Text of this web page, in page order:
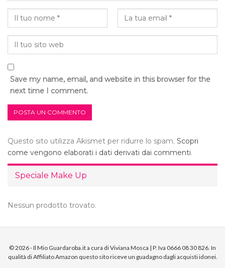
Save my name, email, and website in this browser for the
next time I comment.
Questo sito utilizza Akismet per ridurre lo spam. Scopri
come vengono elaborati i dati derivati dai commenti.
Speciale Make Up
Nessun prodotto trovato.
© 2026 - Il Mio Guardaroba.it a cura di Viviana Mosca | P. Iva 0666 08 30 826. In
qualità di Affiliato Amazon questo sito riceve un guadagno dagli acquisti idonei.